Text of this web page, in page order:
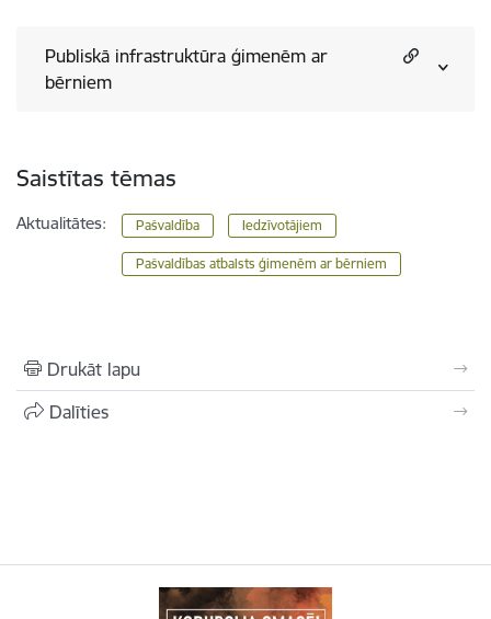
Publiskā infrastruktūra ģimenēm ar
bērniem
Saistītas tēmas
Aktualitātes: Pašvaldība Iedzīvotājiem
Pašvaldības atbalsts ģimenēm ar bērniem
Drukāt lapu
Dalīties